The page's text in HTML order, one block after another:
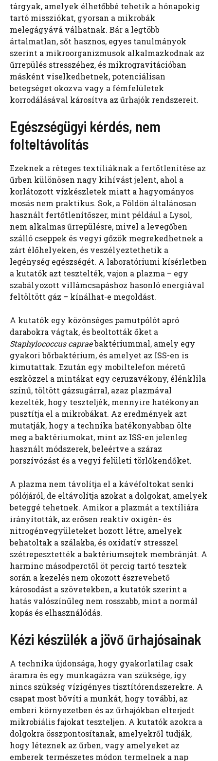
tárgyak, amelyek élhetőbbé tehetik a hónapokig
tartó missziókat, gyorsan a mikrobák
melegágyává válhatnak. Bár a legtöbb
ártalmatlan, sőt hasznos, egyes tanulmányok
szerint a mikroorganizmusok alkalmazkodnak az
űrrepülés stresszéhez, és mikrogravitációban
másként viselkedhetnek, potenciálisan
betegséget okozva vagy a fémfelületek
korrodálásával károsítva az űrhajók rendszereit.
Egészségügyi kérdés, nem
folteltávolítás
Ezeknek a réteges textíliáknak a fertőtlenítése az
űrben különösen nagy kihívást jelent, ahol a
korlátozott vízkészletek miatt a hagyományos
mosás nem praktikus. Sok, a Földön általánosan
használt fertőtlenítőszer, mint például a Lysol,
nem alkalmas űrrepülésre, mivel a levegőben
szálló cseppek és vegyi gőzök megrekedhetnek a
zárt élőhelyeken, és veszélyeztethetik a
legénység egészségét. A laboratóriumi kísérletben
a kutatók azt tesztelték, vajon a plazma – egy
szabályozott villámcsapáshoz hasonló energiával
feltöltött gáz – kínálhat-e megoldást.
A kutatók egy közönséges pamutpólót apró
darabokra vágtak, és beoltották őket a
Staphylococcus capraebaktériummal, amely egy
gyakori bőrbaktérium, és amelyet az ISS-en is
kimutattak. Ezután egy mobiltelefon méretű
eszközzel a mintákat egy ceruzavékony, élénklila
színű, töltött gázsugárral, azaz plazmával
kezelték, hogy teszteljék, mennyire hatékonyan
pusztítja el a mikrobákat. Az eredmények azt
mutatják, hogy a technika hatékonyabban ölte
meg a baktériumokat, mint az ISS-en jelenleg
használt módszerek, beleértve a száraz
porszívózást és a vegyi felületi törlőkendőket.
A plazma nem távolítja el a kávéfoltokat senki
pólójáról, de eltávolítja azokat a dolgokat, amelyek
beteggé tehetnek. Amikor a plazmát a textíliára
irányították, az erősen reaktív oxigén- és
nitrogénvegyületeket hozott létre, amelyek
behatoltak a szálakba, és oxidatív stresszel
szétrepesztették a baktériumsejtek membránját. A
harminc másodperctől öt percig tartó tesztek
során a kezelés nem okozott észrevehető
károsodást a szövetekben, a kutatók szerint a
hatás valószínűleg nem rosszabb, mint a normál
kopás és elhasználódás.
Kézi készülék a jövő űrhajósainak
A technika újdonsága, hogy gyakorlatilag csak
áramra és egy munkagázra van szüksége, így
nincs szükség vízigényes tisztítórendszerekre. A
csapat most bővíti a munkát, hogy további, az
emberi környezetben és az űrhajókban elterjedt
mikrobiális fajokat teszteljen. A kutatók azokra a
dolgokra összpontosítanak, amelyekről tudják,
hogy léteznek az űrben, vagy amelyeket az
emberek természetes módon termelnek a nap